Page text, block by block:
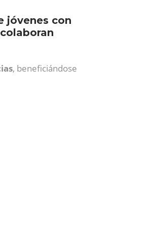
jóvenes con
, beneficiándose